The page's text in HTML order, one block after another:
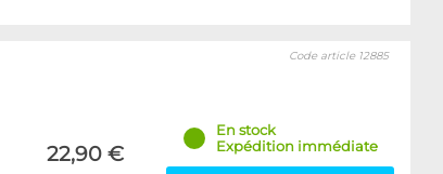
22,90 €
Code article 12885
En stock
Expédition immédiate